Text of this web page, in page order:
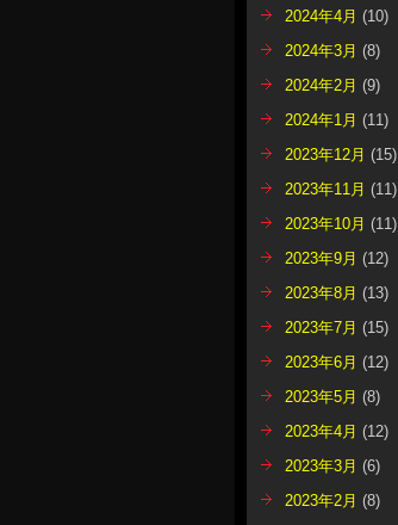
2024年4月 (10)
2024年3月 (8)
2024年2月 (9)
2024年1月 (11)
2023年12月 (15)
2023年11月 (11)
2023年10月 (11)
2023年9月 (12)
2023年8月 (13)
2023年7月 (15)
2023年6月 (12)
2023年5月 (8)
2023年4月 (12)
2023年3月 (6)
2023年2月 (8)